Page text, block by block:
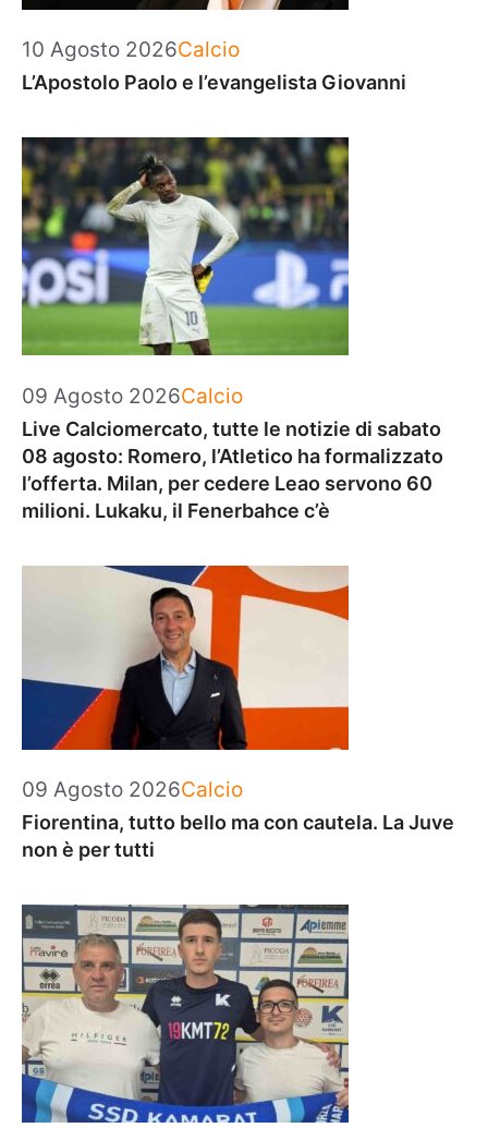
10 Agosto 2026Categorie
Calcio
L’Apostolo Paolo e l’evangelista Giovanni
09 Agosto 2026Categorie
Calcio
Live Calciomercato, tutte le notizie di sabato
08 agosto: Romero, l’Atletico ha formalizzato
l’offerta. Milan, per cedere Leao servono 60
milioni. Lukaku, il Fenerbahce c’è
09 Agosto 2026Categorie
Calcio
Fiorentina, tutto bello ma con cautela. La Juve
non è per tutti